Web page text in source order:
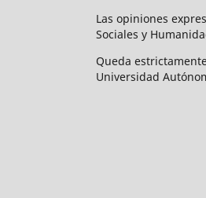
Las opiniones
Sociales y
Queda
Universidad